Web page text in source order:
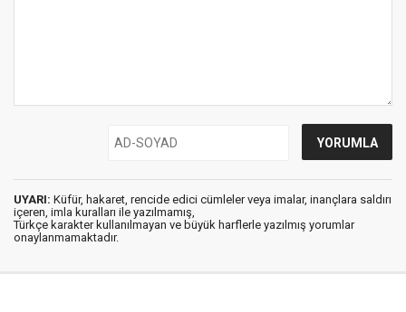
UYARI: Küfür, hakaret, rencide edici cümleler veya imalar, inançlara saldırı
içeren, imla kuralları ile yazılmamış,
Türkçe karakter kullanılmayan ve büyük harflerle yazılmış yorumlar
onaylanmamaktadır.